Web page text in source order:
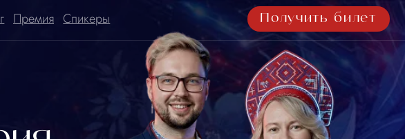
Получить билет
Спикеры
Спикеры Получить билет